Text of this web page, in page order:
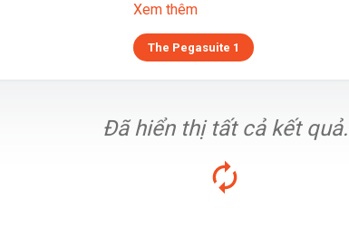
Xem thêm
The Pegasuite 1
Đã hiển thị tất cả kết quả.